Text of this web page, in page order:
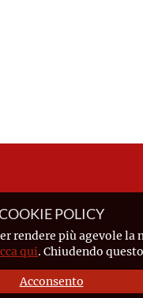
POLICY
più agevole
qui. Chiudendo
Acconsento